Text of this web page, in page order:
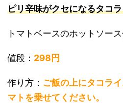
ピリ辛味がクセになるタコ
トマトベースのホットソース
値段： 298円
作り方： ご飯の上にタコラ
マトを乗せてください。